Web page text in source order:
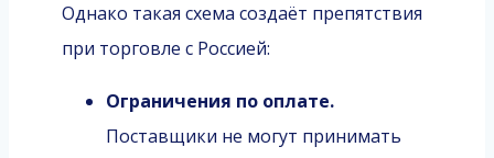
Однако такая схема создаёт препятствия
при торговле с Россией:
Ограничения по оплате.
Поставщики не могут принимать